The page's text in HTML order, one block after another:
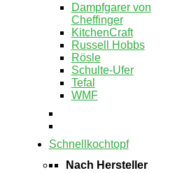
Dampfgarer von
Cheffinger
KitchenCraft
Russell Hobbs
Rösle
Schulte-Ufer
Tefal
WMF
Schnellkochtopf
Nach Hersteller